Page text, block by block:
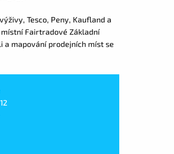
Tesco, Peny, Kaufland a
Fairtradové Základní
mapování prodejních míst se